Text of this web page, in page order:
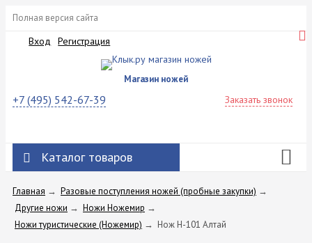
Полная версия сайта
Вход Регистрация
Магазин ножей
+7 (495) 542-67-39 Заказать звонок
Каталог товаров
Главная → Разовые поступления ножей (пробные закупки) →
Другие ножи → Ножи Ножемир →
Ножи туристические (Ножемир) → Нож H-101 Алтай